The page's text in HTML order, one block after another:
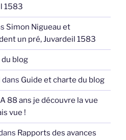
1583
Simon Nigueau et
un pré, Juvardeil 1583
blog
dans Guide et charte du blog
A 88 ans je découvre la vue
vue !
Rapports des avances